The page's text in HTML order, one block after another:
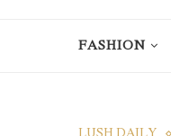
FASHION